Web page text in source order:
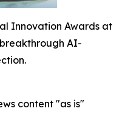
Innovation Awards at
AI-
content "as is"